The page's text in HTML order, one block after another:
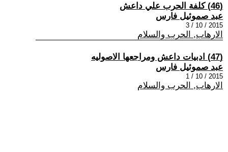
(46) كلفة الحرب علي داعش
عبد صموئيل فارس
2015 / 10 / 3
الارهاب, الحرب والسلام
(47) ادبيات داعش ومراجعها الاصوليه
عبد صموئيل فارس
2015 / 10 / 1
الارهاب, الحرب والسلام